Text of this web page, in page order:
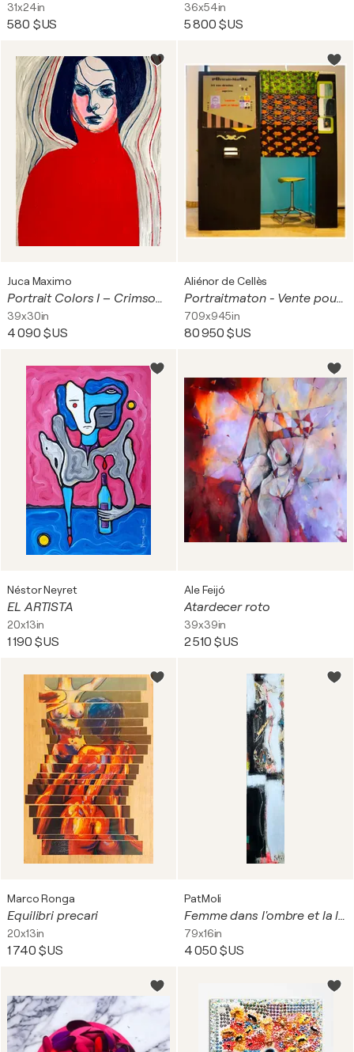
31x24in
580 $US
36x54in
5 800 $US
Juca Maximo
Portrait Colors I – Crimson Layers of Identity (Original Series – Hand Painted)
39x30in
4 090 $US
Aliénor de Cellès
Portraitmaton - Vente pour events
709x945in
80 950 $US
Néstor Neyret
EL ARTISTA
20x13in
1 190 $US
Ale Feijó
Atardecer roto
39x39in
2 510 $US
Marco Ronga
Equilibri precari
20x13in
1 740 $US
PatMoli
Femme dans l'ombre et la lumière
79x16in
4 050 $US